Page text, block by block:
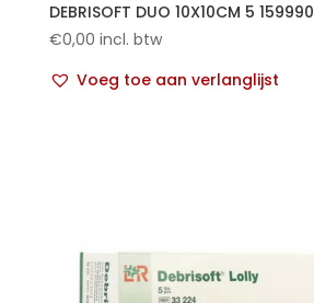
DEBRISOFT DUO 10X10CM 5 159990
€0,00 incl. btw
Voeg toe aan verlanglijst